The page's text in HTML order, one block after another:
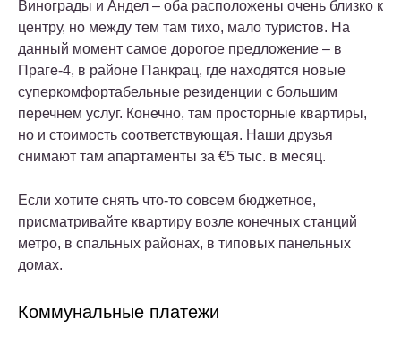
Винограды и Андел – оба расположены очень близко к
центру, но между тем там тихо, мало туристов. На
данный момент самое дорогое предложение – в
Праге-4, в районе Панкрац, где находятся новые
суперкомфортабельные резиденции с большим
перечнем услуг. Конечно, там просторные квартиры,
но и стоимость соответствующая. Наши друзья
снимают там апартаменты за €5 тыс. в месяц.
Если хотите снять что-то совсем бюджетное,
присматривайте квартиру возле конечных станций
метро, в спальных районах, в типовых панельных
домах.
Коммунальные платежи